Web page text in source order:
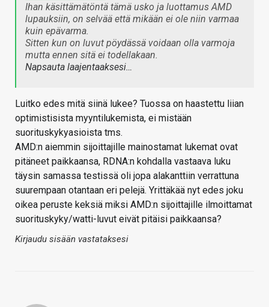
Ihan käsittämätöntä tämä usko ja luottamus AMD
lupauksiin, on selvää että mikään ei ole niin varmaa
kuin epävarma.
Sitten kun on luvut pöydässä voidaan olla varmoja
mutta ennen sitä ei todellakaan.
Napsauta laajentaaksesi…
Luitko edes mitä siinä lukee? Tuossa on haastettu liian
optimistisista myyntilukemista, ei mistään
suorituskykyasioista tms.
AMD:n aiemmin sijoittajille mainostamat lukemat ovat
pitäneet paikkaansa, RDNA:n kohdalla vastaava luku
täysin samassa testissä oli jopa alakanttiin verrattuna
suurempaan otantaan eri pelejä. Yrittäkää nyt edes joku
oikea peruste keksiä miksi AMD:n sijoittajille ilmoittamat
suorituskyky/watti-luvut eivät pitäisi paikkaansa?
Kirjaudu sisään vastataksesi